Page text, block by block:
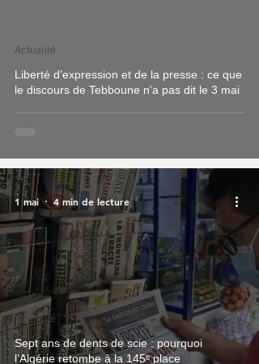
Liberté d’expression et de la presse : ce que
le discours de Tebboune n'a pas dit le 3 mai
Actualité
Sept ans de dents de scie : pourquoi
l’Algérie retombe à la 145ᵉ place
Actualité
1 mai 4 min de lecture